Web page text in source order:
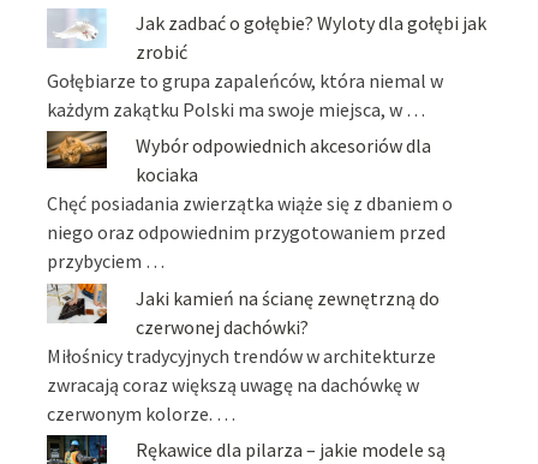
Jak zadbać o gołębie? Wyloty dla gołębi jak
zrobić
Gołębiarze to grupa zapaleńców, która niemal w
każdym zakątku Polski ma swoje miejsca, w …
Wybór odpowiednich akcesoriów dla
kociaka
Chęć posiadania zwierzątka wiąże się z dbaniem o
niego oraz odpowiednim przygotowaniem przed
przybyciem …
Jaki kamień na ścianę zewnętrzną do
czerwonej dachówki?
Miłośnicy tradycyjnych trendów w architekturze
zwracają coraz większą uwagę na dachówkę w
czerwonym kolorze. …
Rękawice dla pilarza – jakie modele są